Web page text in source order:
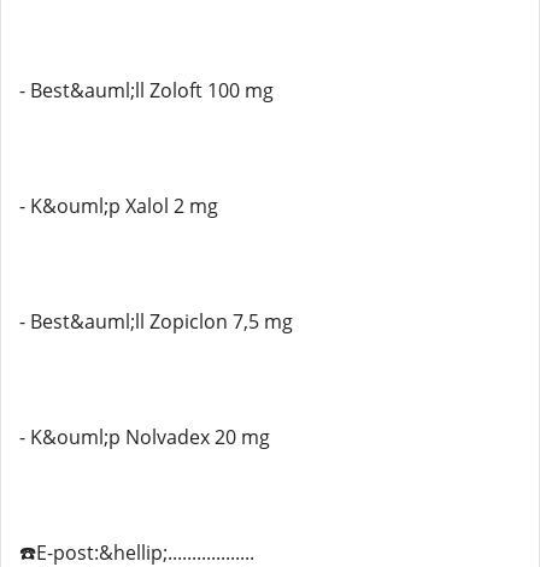
- Best&auml;ll Zoloft 100 mg
- K&ouml;p Xalol 2 mg
- Best&auml;ll Zopiclon 7,5 mg
- K&ouml;p Nolvadex 20 mg
☎️E-post:&hellip;..................